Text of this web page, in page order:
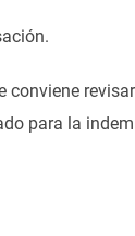
conviene
para la